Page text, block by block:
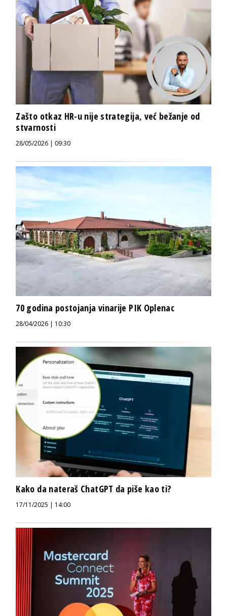
Zašto otkaz HR-u nije strategija, već bežanje od
stvarnosti
28/05/2026 | 09:30
70 godina postojanja vinarije PIK Oplenac
28/04/2026 | 10:30
Kako da nateraš ChatGPT da piše kao ti?
17/11/2025 | 14:00